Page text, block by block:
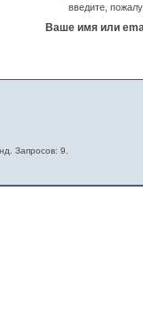
введите,
Ваше имя или
Запросов: 9.